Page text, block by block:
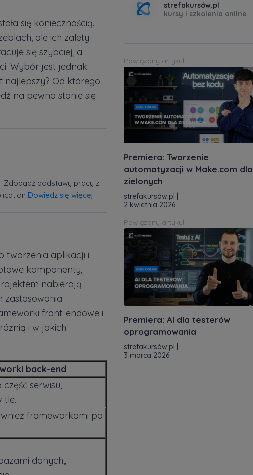
się koniecznością.
ale ich zalety
się szybciej, a
Wybór jest jednak
najlepszy? Od którego
na pewno stanie się
Zdobądź podstawy pracy z
Dowiedz się więcej
tworzenia aplikacji i
komponenty,
nabierają
zastosowania
front-endowe i
i w jakich
back-end
serwisu,
tle.
frameworkami po
danych,,
strefakursów.pl
kursy i szkolenia online
Powiązany artykuł
Premiera: Tworzenie
automatyzacji w Make.com dla
zielonych
strefakursów.pl
2 kwietnia 2026
Powiązany artykuł
Premiera: AI dla testerów
oprogramowania
strefakursów.pl
3 marca 2026